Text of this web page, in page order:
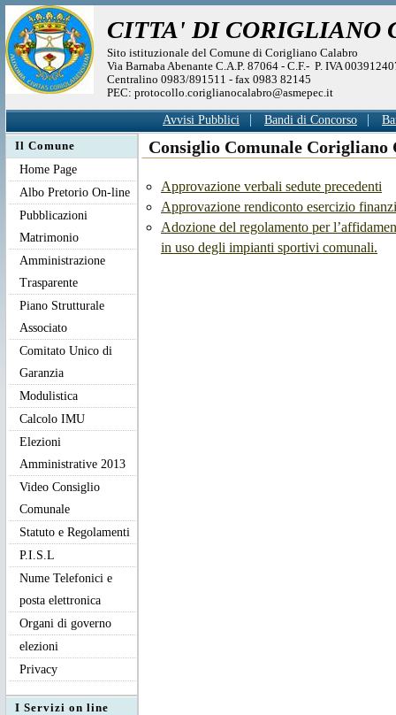
CITTA' DI CORIGLIANO
Sito istituzionale del Comune di Corigliano Calabro
Via Barnaba Abenante C.A.P. 87064 - C.F.- P. IVA
Centralino 0983/891511 - fax 0983 82145
PEC: protocollo.coriglianocalabro@asmepec.it
Avvisi Pubblici Bandi di Concorso
Consiglio Comunale Corigliano
Approvazione verbali sedute precedenti
Approvazione rendiconto esercizio
Adozione del regolamento per
in uso degli impianti sportivi comunali.
Il Comune
Home Page
Albo Pretorio On-line
Pubblicazioni
Matrimonio
Amministrazione
Trasparente
Piano Strutturale
Associato
Comitato Unico di
Garanzia
Modulistica
Calcolo IMU
Elezioni
Amministrative 2013
Video Consiglio
Comunale
Statuto e Regolamenti
P.I.S.L
Nume Telefonici e
posta elettronica
Organi di governo
elezioni
Privacy
I Servizi on line